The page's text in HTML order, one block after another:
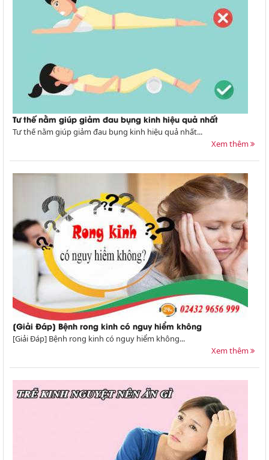
Tư thế nằm giúp giảm đau bụng kinh hiệu quả nhất
Tư thế nằm giúp giảm đau bụng kinh hiệu quả nhất...
Xem thêm
[Giải Đáp] Bệnh rong kinh có nguy hiểm không
[Giải Đáp] Bệnh rong kinh có nguy hiểm không...
Xem thêm